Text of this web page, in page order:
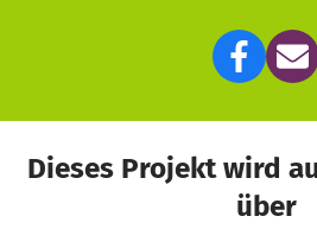
Dieses Projekt wird
über